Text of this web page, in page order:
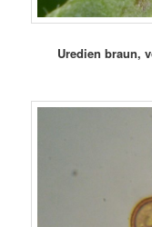
Uredien braun,